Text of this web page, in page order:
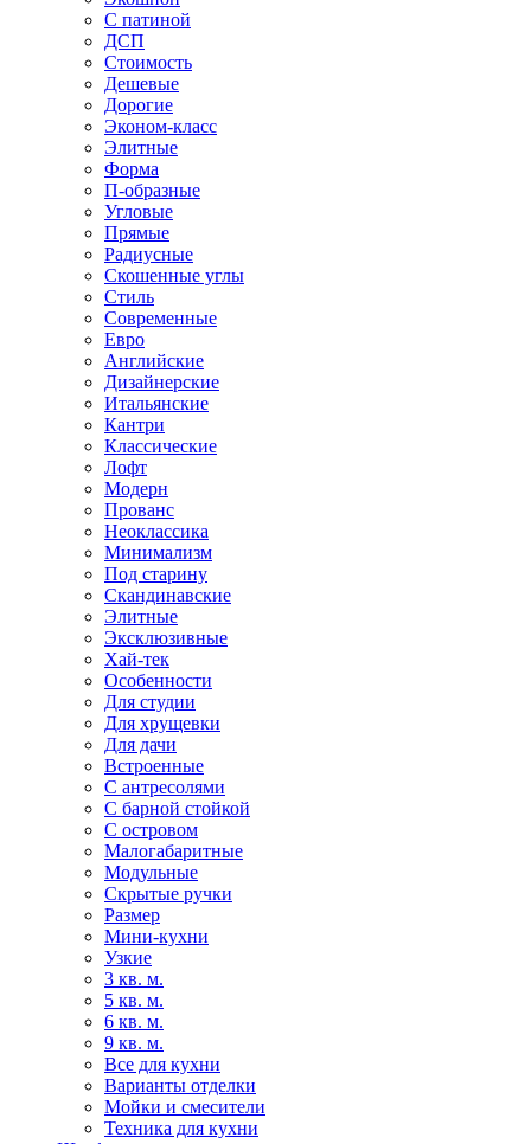
С патиной
ДСП
Стоимость
Дешевые
Дорогие
Эконом-класс
Элитные
Форма
П-образные
Угловые
Прямые
Радиусные
Скошенные углы
Стиль
Современные
Евро
Английские
Дизайнерские
Итальянские
Кантри
Классические
Лофт
Модерн
Прованс
Неоклассика
Минимализм
Под старину
Скандинавские
Элитные
Эксклюзивные
Хай-тек
Особенности
Для студии
Для хрущевки
Для дачи
Встроенные
С антресолями
С барной стойкой
С островом
Малогабаритные
Модульные
Скрытые ручки
Размер
Мини-кухни
Узкие
3 кв. м.
5 кв. м.
6 кв. м.
9 кв. м.
Все для кухни
Варианты отделки
Мойки и смесители
Техника для кухни